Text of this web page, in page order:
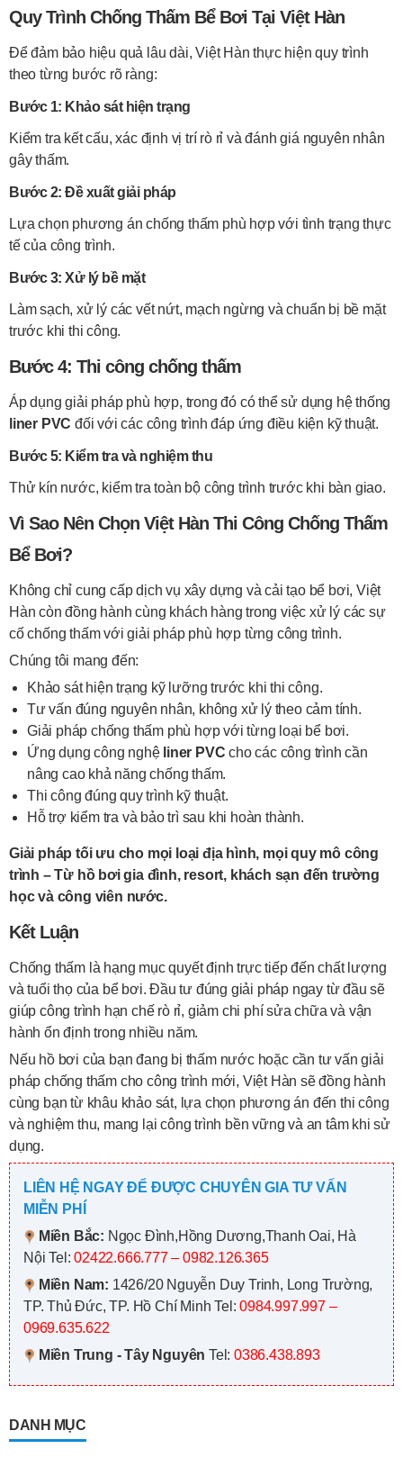
Quy Trình Chống Thấm Bể Bơi Tại Việt Hàn
Để đảm bảo hiệu quả lâu dài, Việt Hàn thực hiện quy trình
theo từng bước rõ ràng:
Bước 1: Khảo sát hiện trạng
Kiểm tra kết cấu, xác định vị trí rò rỉ và đánh giá nguyên nhân
gây thấm.
Bước 2: Đề xuất giải pháp
Lựa chọn phương án chống thấm phù hợp với tình trạng thực
tế của công trình.
Bước 3: Xử lý bề mặt
Làm sạch, xử lý các vết nứt, mạch ngừng và chuẩn bị bề mặt
trước khi thi công.
Bước 4: Thi công chống thấm
Áp dụng giải pháp phù hợp, trong đó có thể sử dụng hệ thống
liner PVC đối với các công trình đáp ứng điều kiện kỹ thuật.
Bước 5: Kiểm tra và nghiệm thu
Thử kín nước, kiểm tra toàn bộ công trình trước khi bàn giao.
Vì Sao Nên Chọn Việt Hàn Thi Công Chống Thấm
Bể Bơi?
Không chỉ cung cấp dịch vụ xây dựng và cải tạo bể bơi, Việt
Hàn còn đồng hành cùng khách hàng trong việc xử lý các sự
cố chống thấm với giải pháp phù hợp từng công trình.
Chúng tôi mang đến:
Khảo sát hiện trạng kỹ lưỡng trước khi thi công.
Tư vấn đúng nguyên nhân, không xử lý theo cảm tính.
Giải pháp chống thấm phù hợp với từng loại bể bơi.
Ứng dụng công nghệ liner PVC cho các công trình cần
nâng cao khả năng chống thấm.
Thi công đúng quy trình kỹ thuật.
Hỗ trợ kiểm tra và bảo trì sau khi hoàn thành.
Giải pháp tối ưu cho mọi loại địa hình, mọi quy mô công
trình – Từ hồ bơi gia đình, resort, khách sạn đến trường
học và công viên nước.
Kết Luận
Chống thấm là hạng mục quyết định trực tiếp đến chất lượng
và tuổi thọ của bể bơi. Đầu tư đúng giải pháp ngay từ đầu sẽ
giúp công trình hạn chế rò rỉ, giảm chi phí sửa chữa và vận
hành ổn định trong nhiều năm.
Nếu hồ bơi của bạn đang bị thấm nước hoặc cần tư vấn giải
pháp chống thấm cho công trình mới, Việt Hàn sẽ đồng hành
cùng bạn từ khâu khảo sát, lựa chọn phương án đến thi công
và nghiệm thu, mang lại công trình bền vững và an tâm khi sử
dụng.
LIÊN HỆ NGAY ĐỂ ĐƯỢC CHUYÊN GIA TƯ VẤN
MIỄN PHÍ
Miền Bắc: Ngọc Đình,Hồng Dương,Thanh Oai, Hà
Nội Tel:02422.666.777 – 0982.126.365
Miền Nam: 1426/20 Nguyễn Duy Trinh, Long Trường,
TP. Thủ Đức, TP. Hồ Chí Minh Tel:0984.997.997 –
0969.635.622
Miền Trung - Tây Nguyên Tel:0386.438.893
DANH MỤC